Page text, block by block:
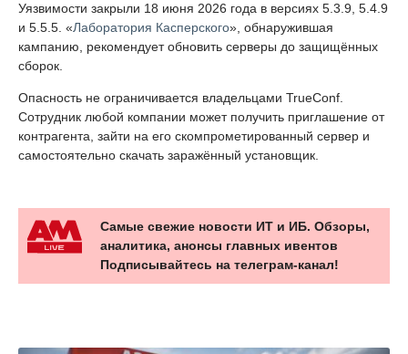
Уязвимости закрыли 18 июня 2026 года в версиях 5.3.9, 5.4.9
и 5.5.5. «Лаборатория Касперского», обнаружившая
кампанию, рекомендует обновить серверы до защищённых
сборок.
Опасность не ограничивается владельцами TrueConf.
Сотрудник любой компании может получить приглашение от
контрагента, зайти на его скомпрометированный сервер и
самостоятельно скачать заражённый установщик.
Самые свежие новости ИТ и ИБ. Обзоры,
аналитика, анонсы главных ивентов
Подписывайтесь на телеграм-канал!